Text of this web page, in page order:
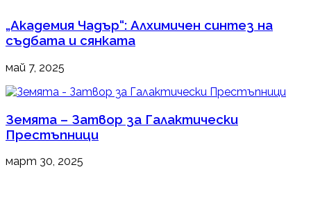
„Академия Чадър“: Алхимичен синтез на
съдбата и сянката
май 7, 2025
Земята – Затвор за Галактически
Престъпници
март 30, 2025